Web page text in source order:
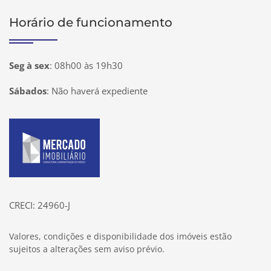
Horário de funcionamento
Seg à sex: 08h00 às 19h30
Sábados: Não haverá expediente
CRECI: 24960-J
Valores, condições e disponibilidade dos imóveis estão
sujeitos a alterações sem aviso prévio.